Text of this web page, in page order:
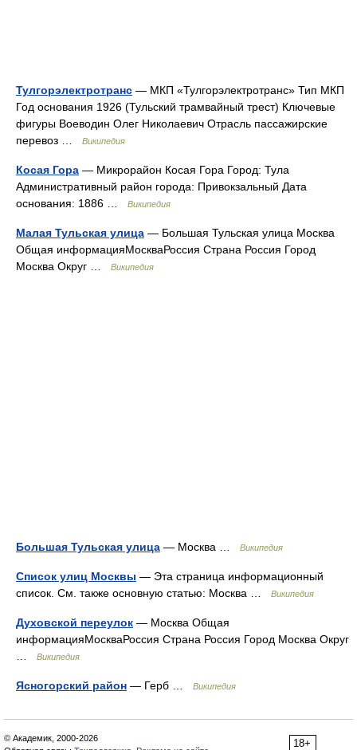
Тулгорэлектротранс — МКП «Тулгорэлектротранс» Тип МКП
Год основания 1926 (Тульский трамвайный трест) Ключевые
фигуры Воеводин Олег Николаевич Отрасль пассажирские
перевоз …
Википедия
Косая Гора — Микрорайон Косая Гора Город: Тула
Административный район города: Привокзальный Дата
основания: 1886 …
Википедия
Малая Тульская улица — Большая Тульская улица Москва
Общая информацияМоскваРоссия Страна Россия Город
Москва Округ …
Википедия
Большая Тульская улица — Москва … Википедия
Список улиц Москвы — Эта страница информационный
список. См. также основную статью: Москва …
Википедия
Духовской переулок — Москва Общая
информацияМоскваРоссия Страна Россия Город Москва Округ
Википедия
Ясногорский район — Герб … Википедия
18+
© Академик, 2000-2026